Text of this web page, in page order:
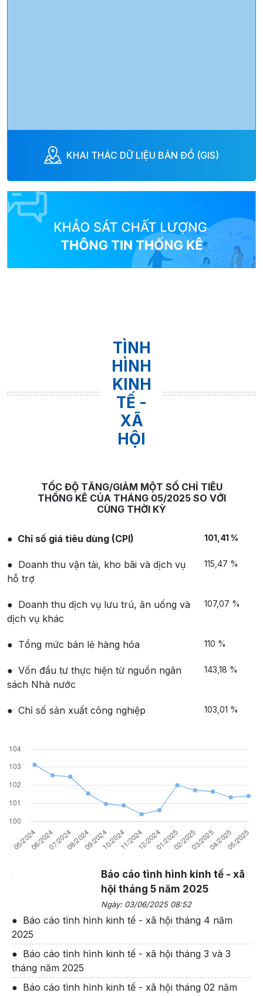
KHAI THÁC DỮ LIỆU BẢN ĐỒ (GIS)
TÌNH
HÌNH
KINH
TẾ -
XÃ
HỘI
TỐC ĐỘ TĂNG/GIẢM MỘT SỐ CHỈ TIÊU
THỐNG KÊ CỦA THÁNG 05/2025 SO VỚI
CÙNG THỜI KỲ
Chỉ số giá tiêu dùng (CPI) 101,41 %
Doanh thu vận tải, kho bãi và dịch vụ
hỗ trợ
115,47 %
Doanh thu dịch vụ lưu trú, ăn uống và
dịch vụ khác
107,07 %
Tổng mức bán lẻ hàng hóa 110 %
Vốn đầu tư thực hiện từ nguồn ngân
sách Nhà nước
143,18 %
Chỉ số sản xuất công nghiệp 103,01 %
Báo cáo tình hình kinh tế - xã
hội tháng 5 năm 2025
Ngày: 03/06/2025 08:52
Báo cáo tình hình kinh tế - xã hội tháng 4 năm
2025
Báo cáo tình hình kinh tế - xã hội tháng 3 và 3
tháng năm 2025
Báo cáo tình hình kinh tế - xã hội tháng 02 năm